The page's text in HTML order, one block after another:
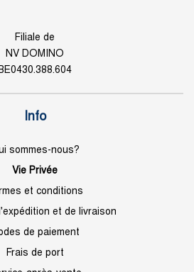
Filiale de
NV DOMINO
BE0430.388.604
Info
sommes-nous?
Vie Privée
et conditions
et de livraison
de paiement
Frais de port